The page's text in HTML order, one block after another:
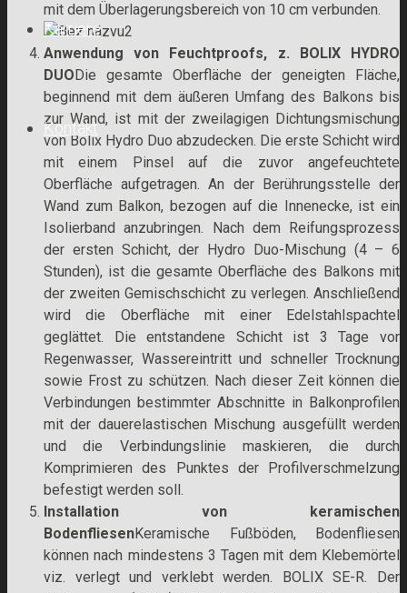
Karriere
Kontakt
mit dem Überlagerungsbereich von 10 cm verbunden.
Anwendung von Feuchtproofs, z. BOLIX HYDRO
DUODie gesamte Oberfläche der geneigten Fläche,
beginnend mit dem äußeren Umfang des Balkons bis
zur Wand, ist mit der zweilagigen Dichtungsmischung
von Bolix Hydro Duo abzudecken. Die erste Schicht wird
mit einem Pinsel auf die zuvor angefeuchtete
Oberfläche aufgetragen. An der Berührungsstelle der
Wand zum Balkon, bezogen auf die Innenecke, ist ein
Isolierband anzubringen. Nach dem Reifungsprozess
der ersten Schicht, der Hydro Duo-Mischung (4 – 6
Stunden), ist die gesamte Oberfläche des Balkons mit
der zweiten Gemischschicht zu verlegen. Anschließend
wird die Oberfläche mit einer Edelstahlspachtel
geglättet. Die entstandene Schicht ist 3 Tage vor
Regenwasser, Wassereintritt und schneller Trocknung
sowie Frost zu schützen. Nach dieser Zeit können die
Verbindungen bestimmter Abschnitte in Balkonprofilen
mit der dauerelastischen Mischung ausgefüllt werden
und die Verbindungslinie maskieren, die durch
Komprimieren des Punktes der Profilverschmelzung
befestigt werden soll.
Installation von keramischen
BodenfliesenKeramische Fußböden, Bodenfliesen
können nach mindestens 3 Tagen mit dem Klebemörtel
viz. verlegt und verklebt werden. BOLIX SE-R. Der